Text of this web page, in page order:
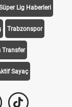
Lig Haberleri
Trabzonspor
Transfer
Sayaç